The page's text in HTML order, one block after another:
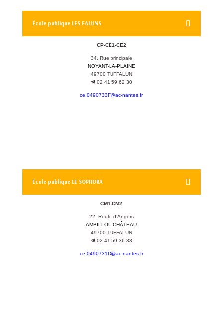
École publique LES FALUNS
CP-CE1-CE2
34, Rue principale
NOYANT-LA-PLAINE
49700 TUFFALUN
02 41 59 62 30
ce.0490733F@ac-nantes.fr
École publique LE SOPHORA
CM1-CM2
22, Route d’Angers
AMBILLOU-CHÂTEAU
49700 TUFFALUN
02 41 59 36 33
ce.0490731D@ac-nantes.fr